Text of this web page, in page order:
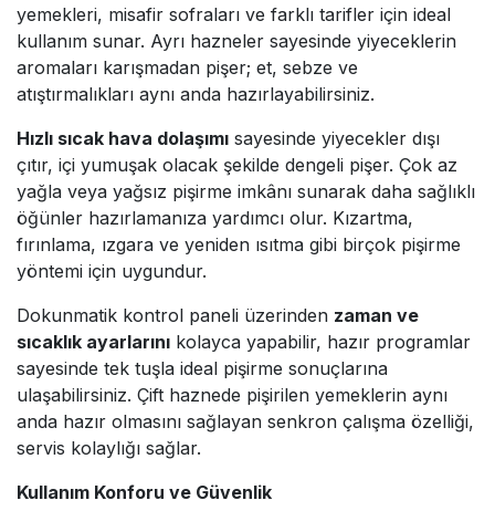
yemekleri, misafir sofraları ve farklı tarifler için ideal
kullanım sunar. Ayrı hazneler sayesinde yiyeceklerin
aromaları karışmadan pişer; et, sebze ve
atıştırmalıkları aynı anda hazırlayabilirsiniz.
Hızlı sıcak hava dolaşımı sayesinde yiyecekler dışı
çıtır, içi yumuşak olacak şekilde dengeli pişer. Çok az
yağla veya yağsız pişirme imkânı sunarak daha sağlıklı
öğünler hazırlamanıza yardımcı olur. Kızartma,
fırınlama, ızgara ve yeniden ısıtma gibi birçok pişirme
yöntemi için uygundur.
Dokunmatik kontrol paneli üzerinden zaman ve
sıcaklık ayarlarını kolayca yapabilir, hazır programlar
sayesinde tek tuşla ideal pişirme sonuçlarına
ulaşabilirsiniz. Çift haznede pişirilen yemeklerin aynı
anda hazır olmasını sağlayan senkron çalışma özelliği,
servis kolaylığı sağlar.
Kullanım Konforu ve Güvenlik